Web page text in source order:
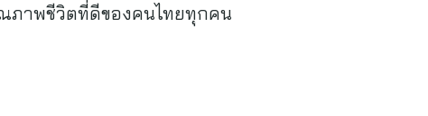
ภาพชีวิตที่ดีของคนไทยทุกคน